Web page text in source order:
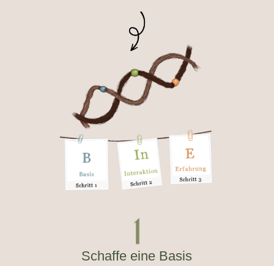
Schaffe eine Basis